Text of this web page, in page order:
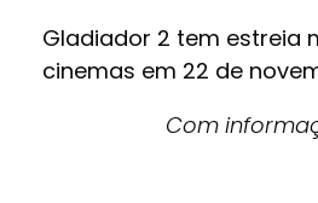
Gladiador 2 tem estreia
cinemas em 22 de
Com